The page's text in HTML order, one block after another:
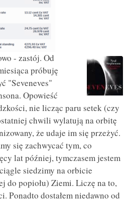
- zastój. Od
próbuję
"Seveneves"
Opowieść
nie licząc paru setek (czy
chwili wylatują na orbitę
że udaje im się przeżyć.
się zachwycać tym, co
lat później, tymczasem jestem
siedzimy na orbicie
do popiołu) Ziemi. Liczę na to,
Ponadto dostałem niedawno od